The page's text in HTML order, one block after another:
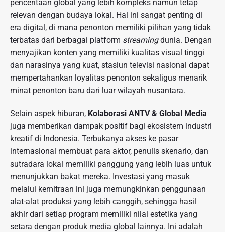
penceritaan global yang lebih kompleks namun tetap
relevan dengan budaya lokal. Hal ini sangat penting di
era digital, di mana penonton memiliki pilihan yang tidak
terbatas dari berbagai platform streamingdunia. Dengan
menyajikan konten yang memiliki kualitas visual tinggi
dan narasinya yang kuat, stasiun televisi nasional dapat
mempertahankan loyalitas penonton sekaligus menarik
minat penonton baru dari luar wilayah nusantara.
Selain aspek hiburan, Kolaborasi ANTV & Global Media
juga memberikan dampak positif bagi ekosistem industri
kreatif di Indonesia. Terbukanya akses ke pasar
internasional membuat para aktor, penulis skenario, dan
sutradara lokal memiliki panggung yang lebih luas untuk
menunjukkan bakat mereka. Investasi yang masuk
melalui kemitraan ini juga memungkinkan penggunaan
alat-alat produksi yang lebih canggih, sehingga hasil
akhir dari setiap program memiliki nilai estetika yang
setara dengan produk media global lainnya. Ini adalah